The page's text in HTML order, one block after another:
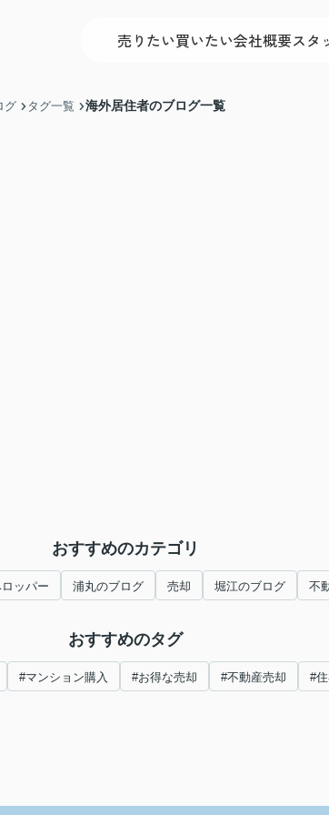
売りたい買いたい会社概要スタ
グ タグ一覧 海外居住者のブログ一覧
おすすめのカテゴリ
ッパー 浦丸のブログ 売却 堀江のブログ 不
おすすめのタグ
#マンション購入 #お得な売却 #不動産売却 #